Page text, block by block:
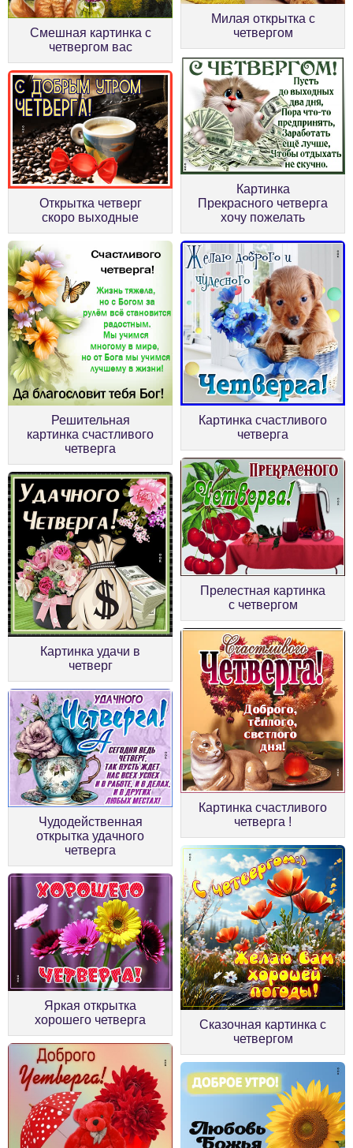
Смешная картинка с
четвергом вас
Милая открытка с
четвергом
Открытка четверг
скоро выходные
Картинка
Прекрасного четверга
хочу пожелать
Решительная
картинка счастливого
четверга
Картинка счастливого
четверга
Картинка удачи в
четверг
Прелестная картинка
с четвергом
Чудодейственная
открытка удачного
четверга
Картинка счастливого
четверга !
Яркая открытка
хорошего четверга
Сказочная картинка с
четвергом